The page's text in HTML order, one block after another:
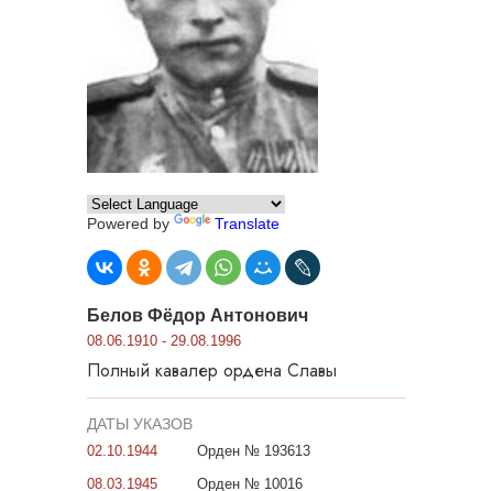
Powered by Translate
Белов Фёдор Антонович
08.06.1910 - 29.08.1996
Полный кавалер ордена Славы
ДАТЫ УКАЗОВ
02.10.1944
Орден № 193613
08.03.1945
Орден № 10016